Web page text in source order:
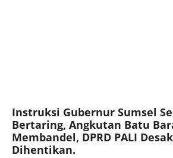
Instruksi Gubernur Sumsel
Bertaring, Angkutan Batu
Membandel, DPRD PALI
Dihentikan.